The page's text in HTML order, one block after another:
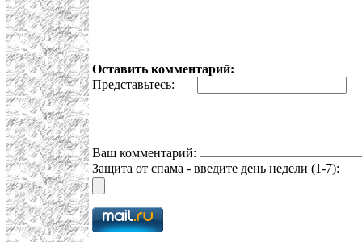
Оставить комментарий:
Представьтесь:
Ваш комментарий:
Защита от спама - введите день недели (1-7):